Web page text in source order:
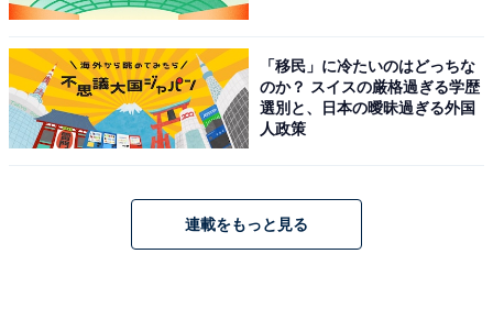
「移民」に冷たいのはどっちな
のか？ スイスの厳格過ぎる学歴
選別と、日本の曖昧過ぎる外国
人政策
連載をもっと見る